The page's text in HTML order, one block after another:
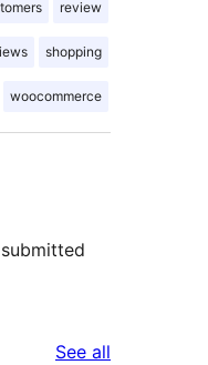
review
shopping
woocommerce
See all